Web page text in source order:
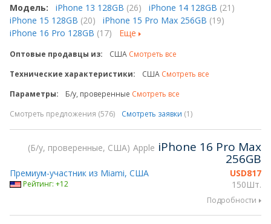
Модель: iPhone 13 128GB (26) iPhone 14 128GB (21)
iPhone 15 128GB (20) iPhone 15 Pro Max 256GB (19)
iPhone 16 Pro 128GB (17) Еще
Оптовые продавцы из: США Смотреть все
Технические характеристики:
США Смотреть все
Параметры:
Б/у, проверенные Смотреть все
Смотреть предложения (576)
Смотреть заявки (1)
Б/у, проверенные, США Apple iPhone 16 Pro Max
256GB
USD817
150Шт.
Премиум-участник из Miami, США
Рейтинг: +12
Подробности